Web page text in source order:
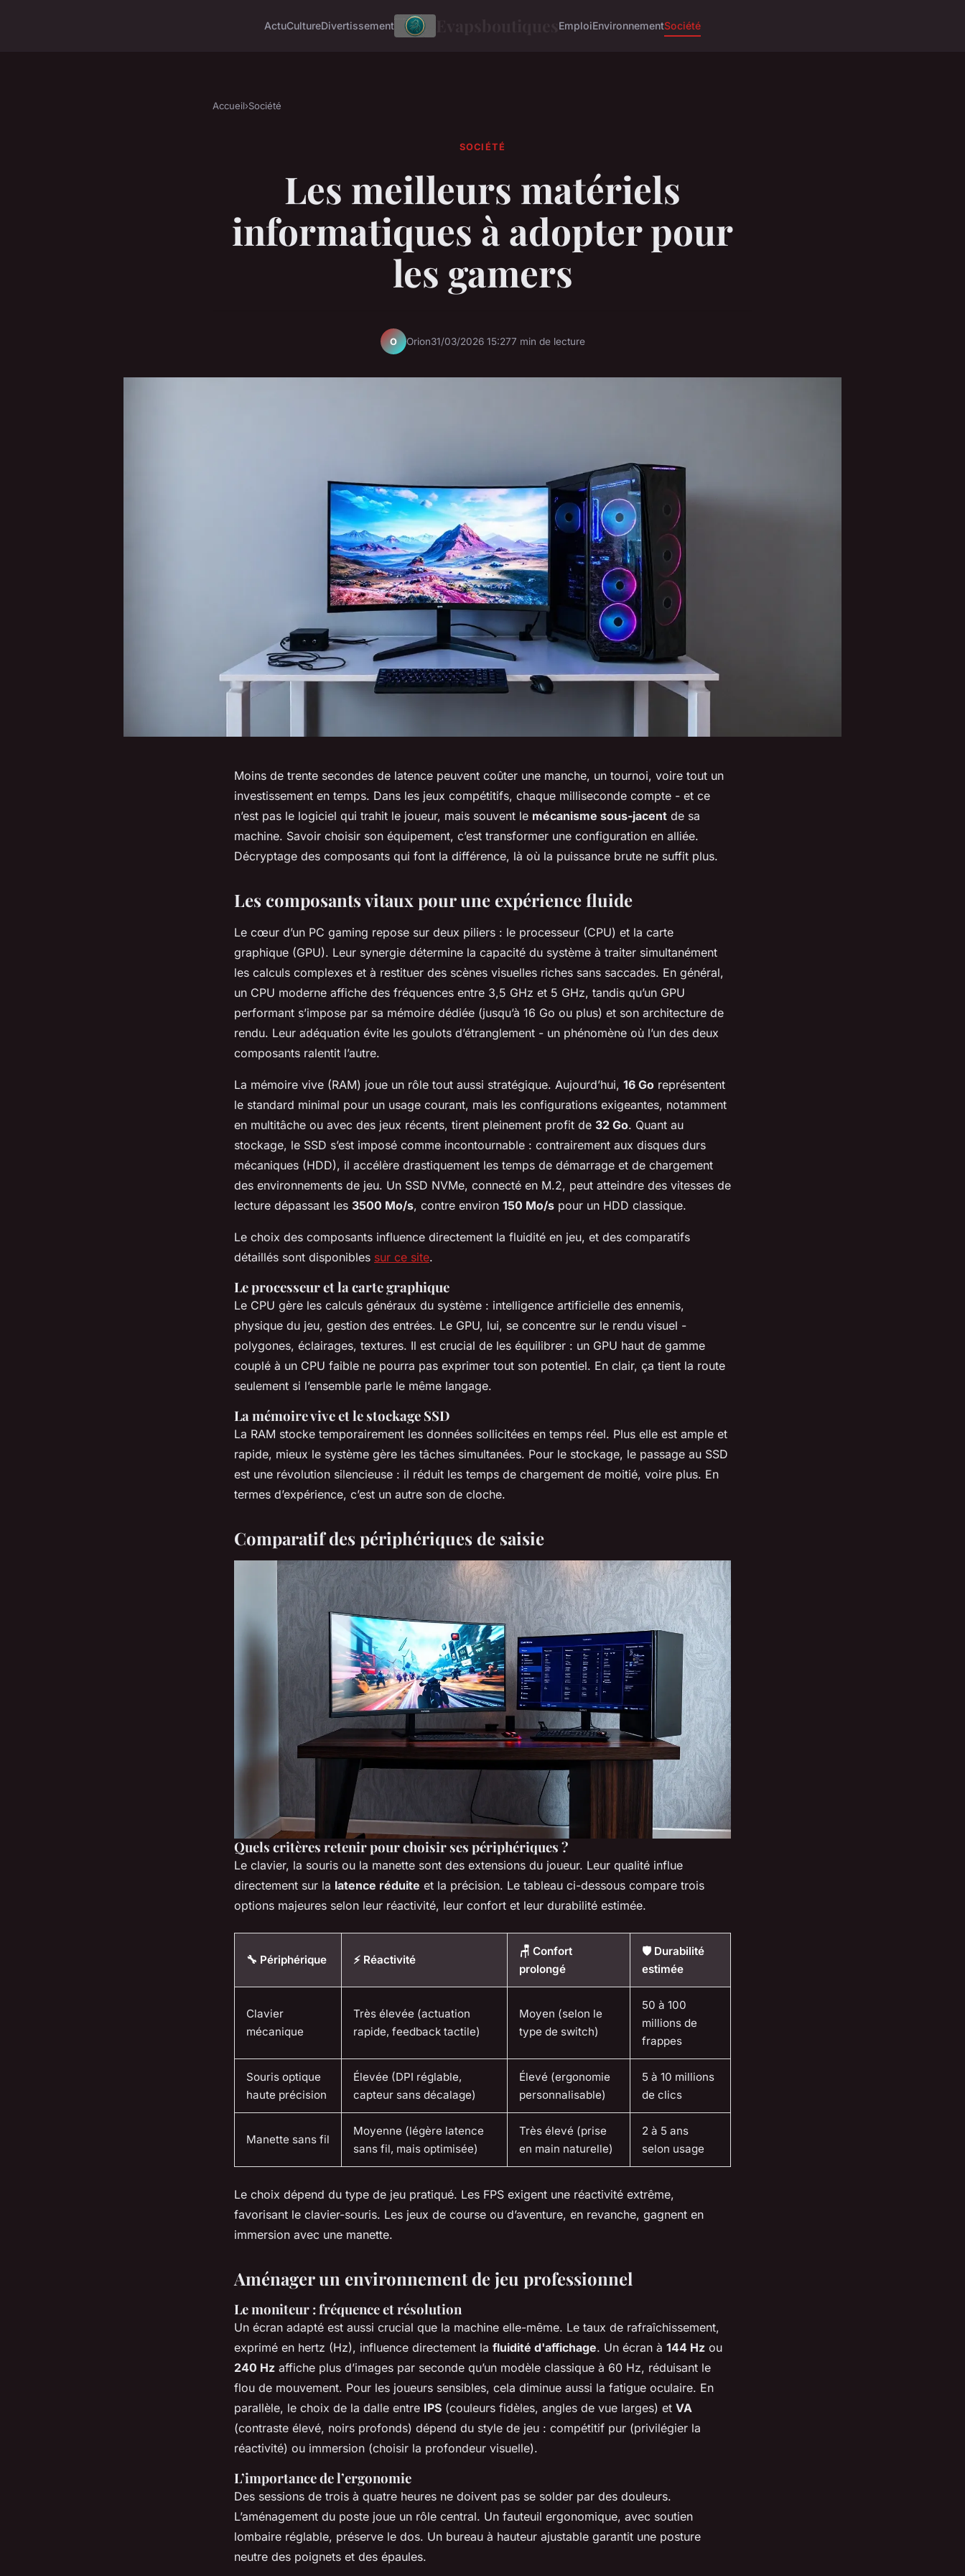
ActuCultureDivertissement EmploiEnvironnementSociété
Accueil›Société
SOCIÉTÉ
Les meilleurs matériels
informatiques à adopter pour
les gamers
O Orion31/03/2026 15:277 min de lecture
Moins de trente secondes de latence peuvent coûter une manche, un tournoi, voire tout un
investissement en temps. Dans les jeux compétitifs, chaque milliseconde compte - et ce
n’est pas le logiciel qui trahit le joueur, mais souvent le mécanisme sous-jacent de sa
machine. Savoir choisir son équipement, c’est transformer une configuration en alliée.
Décryptage des composants qui font la différence, là où la puissance brute ne suffit plus.
Les composants vitaux pour une expérience fluide
Le cœur d’un PC gaming repose sur deux piliers : le processeur (CPU) et la carte
graphique (GPU). Leur synergie détermine la capacité du système à traiter simultanément
les calculs complexes et à restituer des scènes visuelles riches sans saccades. En général,
un CPU moderne affiche des fréquences entre 3,5 GHz et 5 GHz, tandis qu’un GPU
performant s’impose par sa mémoire dédiée (jusqu’à 16 Go ou plus) et son architecture de
rendu. Leur adéquation évite les goulots d’étranglement - un phénomène où l’un des deux
composants ralentit l’autre.
La mémoire vive (RAM) joue un rôle tout aussi stratégique. Aujourd’hui, 16 Go représentent
le standard minimal pour un usage courant, mais les configurations exigeantes, notamment
en multitâche ou avec des jeux récents, tirent pleinement profit de 32 Go. Quant au
stockage, le SSD s’est imposé comme incontournable : contrairement aux disques durs
mécaniques (HDD), il accélère drastiquement les temps de démarrage et de chargement
des environnements de jeu. Un SSD NVMe, connecté en M.2, peut atteindre des vitesses de
lecture dépassant les 3500 Mo/s, contre environ 150 Mo/s pour un HDD classique.
Le choix des composants influence directement la fluidité en jeu, et des comparatifs
détaillés sont disponibles sur ce site.
Le processeur et la carte graphique
Le CPU gère les calculs généraux du système : intelligence artificielle des ennemis,
physique du jeu, gestion des entrées. Le GPU, lui, se concentre sur le rendu visuel -
polygones, éclairages, textures. Il est crucial de les équilibrer : un GPU haut de gamme
couplé à un CPU faible ne pourra pas exprimer tout son potentiel. En clair, ça tient la route
seulement si l’ensemble parle le même langage.
La mémoire vive et le stockage SSD
La RAM stocke temporairement les données sollicitées en temps réel. Plus elle est ample et
rapide, mieux le système gère les tâches simultanées. Pour le stockage, le passage au SSD
est une révolution silencieuse : il réduit les temps de chargement de moitié, voire plus. En
termes d’expérience, c’est un autre son de cloche.
Comparatif des périphériques de saisie
Quels critères retenir pour choisir ses périphériques ?
Le clavier, la souris ou la manette sont des extensions du joueur. Leur qualité influe
directement sur la latence réduite et la précision. Le tableau ci-dessous compare trois
options majeures selon leur réactivité, leur confort et leur durabilité estimée.
🔧 Périphérique ⚡ Réactivité
🪑 Confort
prolongé
🛡️ Durabilité
estimée
Clavier
mécanique
Très élevée (actuation
rapide, feedback tactile)
Moyen (selon le
type de switch)
50 à 100
millions de
frappes
Souris optique
haute précision
Élevée (DPI réglable,
capteur sans décalage)
Élevé (ergonomie
personnalisable)
5 à 10 millions
de clics
Manette sans fil
Moyenne (légère latence
sans fil, mais optimisée)
Très élevé (prise
en main naturelle)
2 à 5 ans
selon usage
Le choix dépend du type de jeu pratiqué. Les FPS exigent une réactivité extrême,
favorisant le clavier-souris. Les jeux de course ou d’aventure, en revanche, gagnent en
immersion avec une manette.
Aménager un environnement de jeu professionnel
Le moniteur : fréquence et résolution
Un écran adapté est aussi crucial que la machine elle-même. Le taux de rafraîchissement,
exprimé en hertz (Hz), influence directement la fluidité d'affichage. Un écran à 144 Hz ou
240 Hz affiche plus d’images par seconde qu’un modèle classique à 60 Hz, réduisant le
flou de mouvement. Pour les joueurs sensibles, cela diminue aussi la fatigue oculaire. En
parallèle, le choix de la dalle entre IPS (couleurs fidèles, angles de vue larges) et VA
(contraste élevé, noirs profonds) dépend du style de jeu : compétitif pur (privilégier la
réactivité) ou immersion (choisir la profondeur visuelle).
L’importance de l’ergonomie
Des sessions de trois à quatre heures ne doivent pas se solder par des douleurs.
L’aménagement du poste joue un rôle central. Un fauteuil ergonomique, avec soutien
lombaire réglable, préserve le dos. Un bureau à hauteur ajustable garantit une posture
neutre des poignets et des épaules.